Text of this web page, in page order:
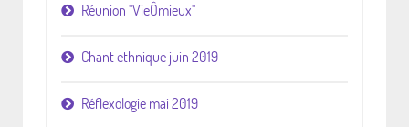
Réunion "VieÔmieux"
Chant ethnique juin 2019
Réflexologie mai 2019